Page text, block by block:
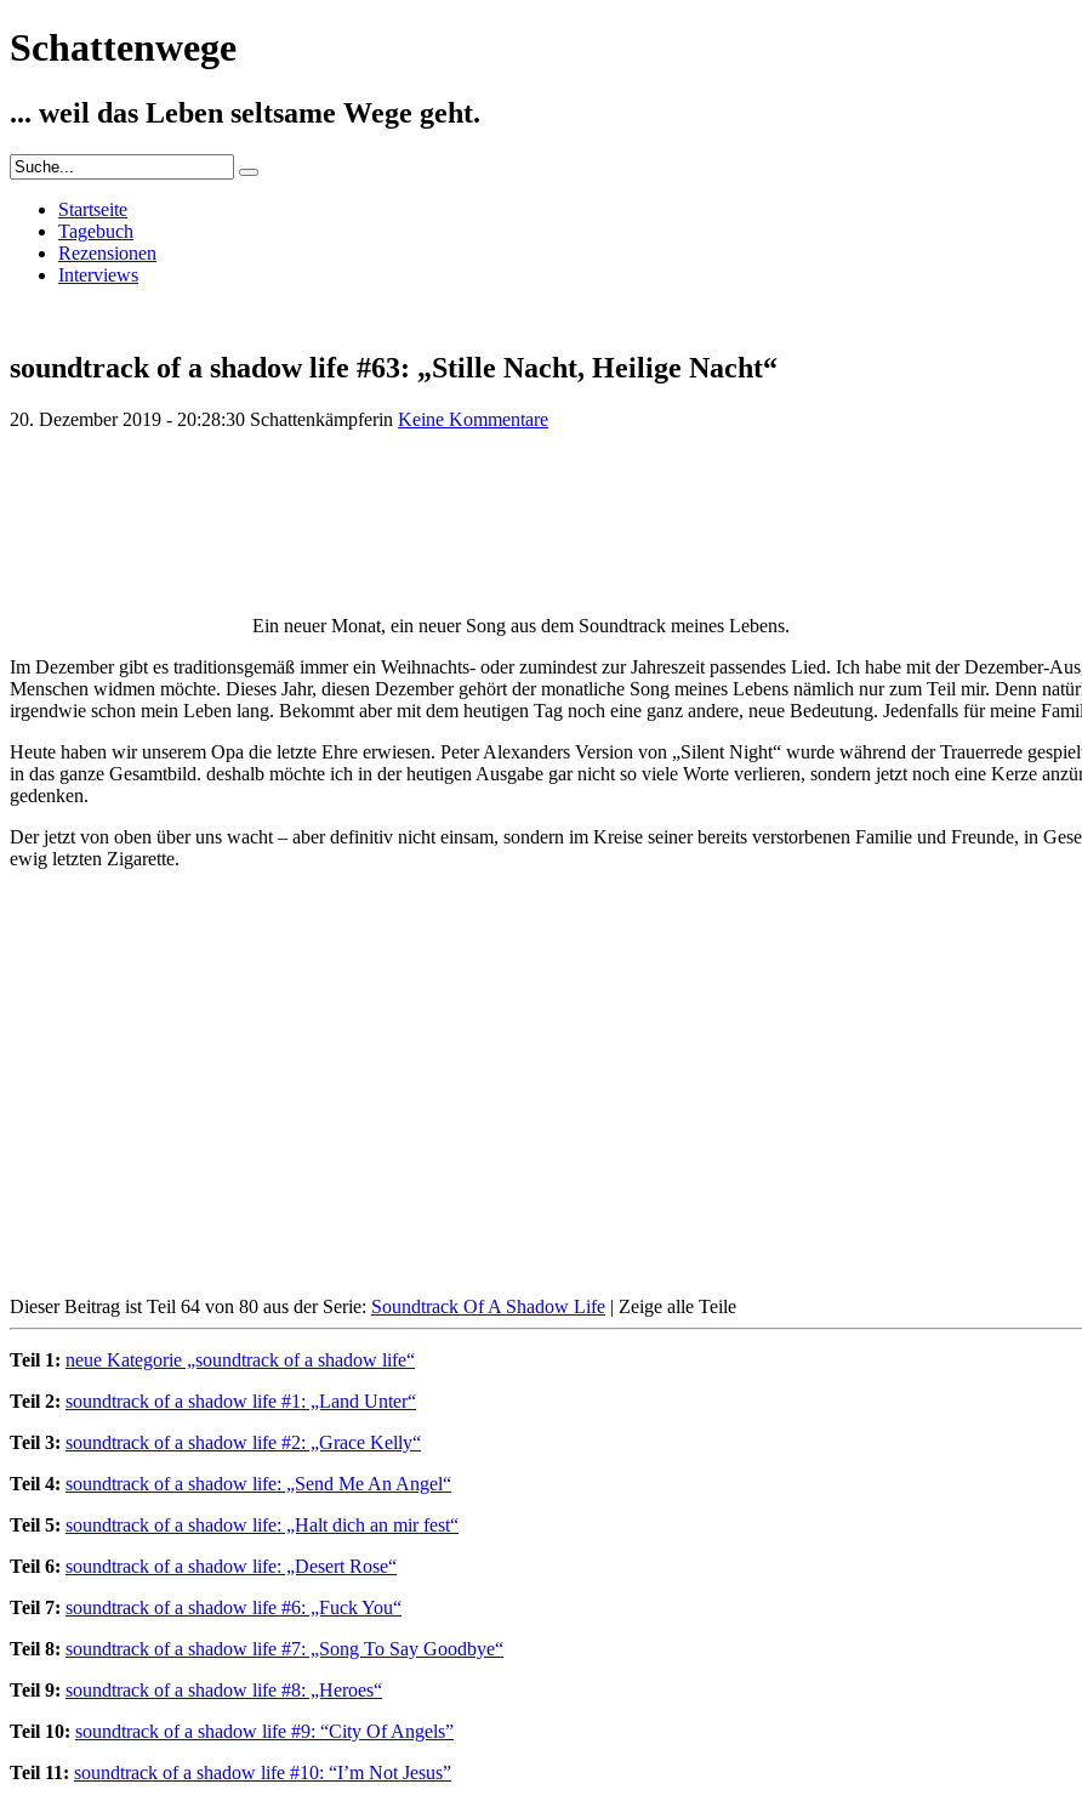
Schattenwege
... weil das Leben seltsame Wege geht.
Startseite
Tagebuch
Rezensionen
Interviews
soundtrack of a shadow life #63: „Stille Nacht, Heilige Nacht“
20. Dezember 2019 - 20:28:30 Schattenkämpferin Keine Kommentare
Ein neuer Monat, ein neuer Song aus dem Soundtrack meines Lebens.
Im Dezember gibt es traditionsgemäß immer ein Weihnachts- oder zumindest zur Jahreszeit passendes Lied. Ich habe mit der Dezember-
Menschen widmen möchte. Dieses Jahr, diesen Dezember gehört der monatliche Song meines Lebens nämlich nur zum Teil mir. Denn
irgendwie schon mein Leben lang. Bekommt aber mit dem heutigen Tag noch eine ganz andere, neue Bedeutung. Jedenfalls für meine
Heute haben wir unserem Opa die letzte Ehre erwiesen. Peter Alexanders Version von „Silent Night“ wurde während der Trauerrede
in das ganze Gesamtbild. deshalb möchte ich in der heutigen Ausgabe gar nicht so viele Worte verlieren, sondern jetzt noch eine Kerze
gedenken.
Der jetzt von oben über uns wacht – aber definitiv nicht einsam, sondern im Kreise seiner bereits verstorbenen Familie und Freunde, in
ewig letzten Zigarette.
Dieser Beitrag ist Teil 64 von 80 aus der Serie: Soundtrack Of A Shadow Life | Zeige alle Teile
Teil 1: neue Kategorie „soundtrack of a shadow life“
Teil 2: soundtrack of a shadow life #1: „Land Unter“
Teil 3: soundtrack of a shadow life #2: „Grace Kelly“
Teil 4: soundtrack of a shadow life: „Send Me An Angel“
Teil 5: soundtrack of a shadow life: „Halt dich an mir fest“
Teil 6: soundtrack of a shadow life: „Desert Rose“
Teil 7: soundtrack of a shadow life #6: „Fuck You“
Teil 8: soundtrack of a shadow life #7: „Song To Say Goodbye“
Teil 9: soundtrack of a shadow life #8: „Heroes“
Teil 10: soundtrack of a shadow life #9: “City Of Angels”
Teil 11: soundtrack of a shadow life #10: “I’m Not Jesus”